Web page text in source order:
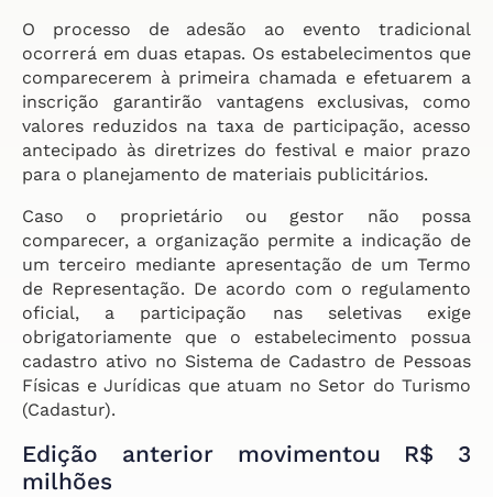
O processo de adesão ao evento tradicional
ocorrerá em duas etapas. Os estabelecimentos que
comparecerem à primeira chamada e efetuarem a
inscrição garantirão vantagens exclusivas, como
valores reduzidos na taxa de participação, acesso
antecipado às diretrizes do festival e maior prazo
para o planejamento de materiais publicitários.
Caso o proprietário ou gestor não possa
comparecer, a organização permite a indicação de
um terceiro mediante apresentação de um Termo
de Representação. De acordo com o regulamento
oficial, a participação nas seletivas exige
obrigatoriamente que o estabelecimento possua
cadastro ativo no Sistema de Cadastro de Pessoas
Físicas e Jurídicas que atuam no Setor do Turismo
(Cadastur).
Edição anterior movimentou R$ 3
milhões